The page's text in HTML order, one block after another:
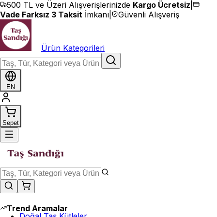
İçeriğe geç
500 TL ve Üzeri Alışverişlerinizde Kargo Ücretsiz
Vade Farksız 3 Taksit İmkanı Güvenli Alışveriş
Ürün Kategorileri
EN
Sepet
Trend Aramalar